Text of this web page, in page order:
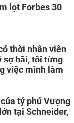
lọt Forbes 30
thời nhân viên
sợ hãi, tôi từng
việc mình làm
tỷ phú Vượng
tại Schneider,